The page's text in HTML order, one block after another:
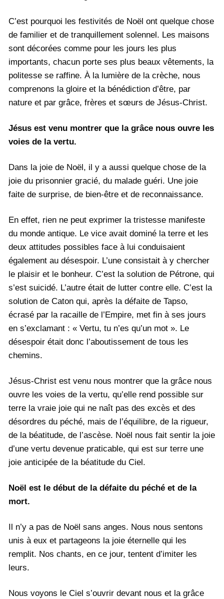
C’est pourquoi les festivités de Noël ont quelque chose
de familier et de tranquillement solennel. Les maisons
sont décorées comme pour les jours les plus
importants, chacun porte ses plus beaux vêtements, la
politesse se raffine. À la lumière de la crèche, nous
comprenons la gloire et la bénédiction d’être, par
nature et par grâce, frères et sœurs de Jésus-Christ.
Jésus est venu montrer que la grâce nous ouvre les
voies de la vertu.
Dans la joie de Noël, il y a aussi quelque chose de la
joie du prisonnier gracié, du malade guéri. Une joie
faite de surprise, de bien-être et de reconnaissance.
En effet, rien ne peut exprimer la tristesse manifeste
du monde antique. Le vice avait dominé la terre et les
deux attitudes possibles face à lui conduisaient
également au désespoir. L’une consistait à y chercher
le plaisir et le bonheur. C’est la solution de Pétrone, qui
s’est suicidé. L’autre était de lutter contre elle. C’est la
solution de Caton qui, après la défaite de Tapso,
écrasé par la racaille de l’Empire, met fin à ses jours
en s’exclamant : « Vertu, tu n’es qu’un mot ». Le
désespoir était donc l’aboutissement de tous les
chemins.
Jésus-Christ est venu nous montrer que la grâce nous
ouvre les voies de la vertu, qu’elle rend possible sur
terre la vraie joie qui ne naît pas des excès et des
désordres du péché, mais de l’équilibre, de la rigueur,
de la béatitude, de l’ascèse. Noël nous fait sentir la joie
d’une vertu devenue praticable, qui est sur terre une
joie anticipée de la béatitude du Ciel.
Noël est le début de la défaite du péché et de la
mort.
Il n’y a pas de Noël sans anges. Nous nous sentons
unis à eux et partageons la joie éternelle qui les
remplit. Nos chants, en ce jour, tentent d’imiter les
leurs.
Nous voyons le Ciel s’ouvrir devant nous et la grâce